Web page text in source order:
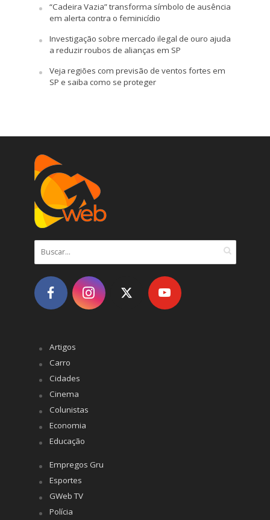
“Cadeira Vazia” transforma símbolo de ausência
em alerta contra o feminicídio
Investigação sobre mercado ilegal de ouro ajuda
a reduzir roubos de alianças em SP
Veja regiões com previsão de ventos fortes em
SP e saiba como se proteger
Artigos
Carro
Cidades
Cinema
Colunistas
Economia
Educação
Empregos Gru
Esportes
GWeb TV
Polícia